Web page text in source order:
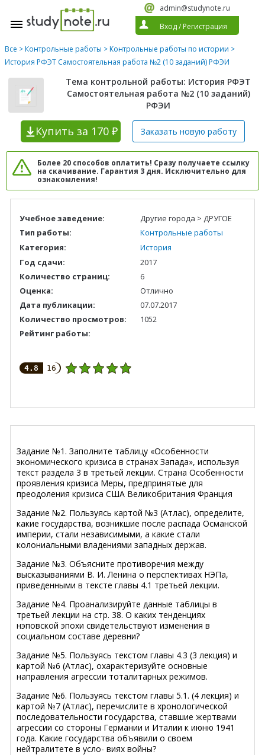
admin@studynote.ru
Вход/ Регистрация
Все >Контрольные работы >Контрольные работы по истории >
История РФЭТ Самостоятельная работа №2 (10 заданий) РФЭИ
Тема контрольной работы: История РФЭТ
Самостоятельная работа №2 (10 заданий)
РФЭИ
Купить за 170 ₽ Заказать новую работу
Более 20 способов оплатить! Сразу получаете ссылку
на скачивание. Гарантия 3 дня. Исключительно для
ознакомления!
Учебное заведение:
Другие города > ДРУГОЕ
Тип работы:
Контрольные работы
Категория:
История
Год сдачи:
2017
Количество страниц:
6
Оценка:
Отлично
Дата публикации:
07.07.2017
Количество просмотров:
1052
Рейтинг работы:
4.8 16
Задание №1. Заполните таблицу «Особенности
экономического кризиса в странах Запада», используя
текст раздела 3 в третьей лекции. Страна Особенности
проявления кризиса Меры, предпринятые для
преодоления кризиса США Великобритания Франция
Задание №2. Пользуясь картой №3 (Атлас), определите,
какие государства, возникшие после распада Османской
империи, стали независимыми, а какие стали
колониальными владениями западных держав.
Задание №3. Объясните противоречия между
высказываниями В. И. Ленина о перспективах НЭПа,
приведенными в тексте главы 4.1 третьей лекции.
Задание №4. Проанализируйте данные таблицы в
третьей лекции на стр. 38. О каких тенденциях
нэповской эпохи свидетельствуют изменения в
социальном составе деревни?
Задание №5. Пользуясь текстом главы 4.3 (3 лекция) и
картой №6 (Атлас), охарактеризуйте основные
направления агрессии тоталитарных режимов.
Задание №6. Пользуясь текстом главы 5.1. (4 лекция) и
картой №7 (Атлас), перечислите в хронологической
последовательности государства, ставшие жертвами
агрессии со стороны Германии и Италии к июню 1941
года. Какие государства объявили о своем
нейтралитете в усло- виях войны?